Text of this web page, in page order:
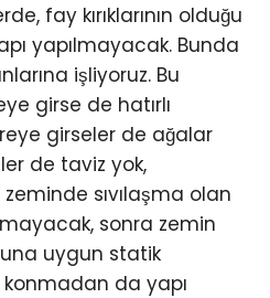
fay kırıklarının olduğu
yapılmayacak. Bunda
işliyoruz. Bu
girse de hatırlı
girseler de ağalar
de taviz yok,
sıvılaşma olan
sonra zemin
uygun statik
da yapı